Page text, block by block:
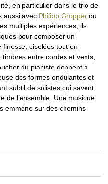
en particulier dans le trio de
aussi avec Philipp Gropper ou
multiples expériences, ils
pour composer un
finesse, ciselées tout en
entre cordes et vents,
du pianiste donnent à
des formes ondulantes et
subtil de solistes qui savent
de l’ensemble. Une musique
emmène sur des chemins